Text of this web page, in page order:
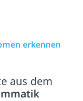
erkennen
aus dem